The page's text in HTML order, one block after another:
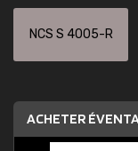
NCS S 4005-R
ACHETER